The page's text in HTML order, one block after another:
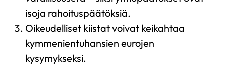
isoja rahoituspäätöksiä.
Oikeudelliset kiistat voivat keikahtaa
kymmenientuhansien eurojen
kysymykseksi.